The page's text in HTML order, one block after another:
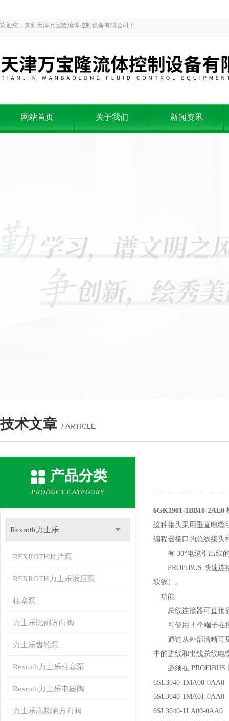
欢迎您，来到天津万宝隆流体控制设备有限公司！
网站首页 关于我们 新闻资讯
技术文章 / ARTICLE
产品分类
PRODUCT CATEGORY
Rexroth力士乐
REXROTH叶片泵
REXROTH力士乐液压泵
柱塞泵
力士乐比例方向阀
力士乐齿轮泵
Rexroth力士乐柱塞泵
Rexroth力士乐电磁阀
力士乐高频响方向阀
6GK1901-1BB10-2AE0
这种接头采用垂直电缆
编程器接口的总线接头
有 30°电缆引出线的
PROFIBUS 快速连接
软线）。
功能
总线连接器可直接插
可使用 4 个端子在插
通过从外部清晰可见
中的进线和出线总线电
必须在 PROFIBUS
6SL3040-1MA00-0AA0
6SL3040-1MA01-0AA0
6SL3040-1LA00-0AA0